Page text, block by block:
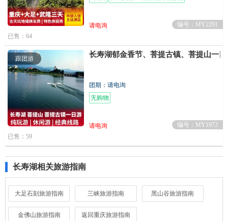
请电询
编号：MY2291
已售：64
跟团游 长寿湖郁金香节、菩提古镇、菩提山一日
团期：请电询
无购物
请电询
编号：MY1972
已售：59
长寿湖相关旅游指南
大足石刻旅游指南 三峡旅游指南 黑山谷旅游指南
金佛山旅游指南 返回重庆旅游指南